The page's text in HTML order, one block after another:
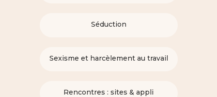
Séduction
Sexisme et harcèlement au travail
Rencontres : sites & appli